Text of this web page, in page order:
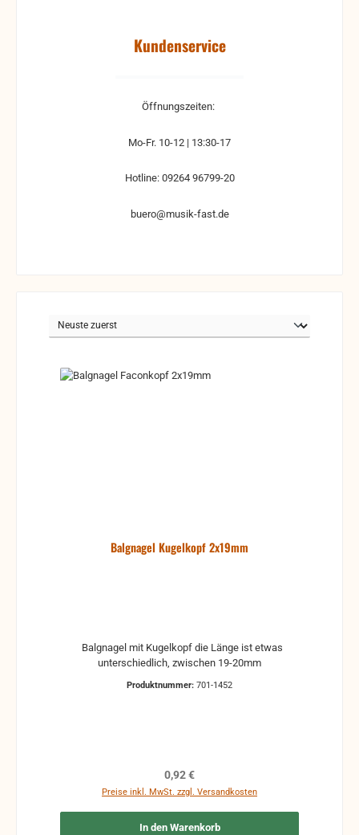
Kundenservice
Öffnungszeiten:
Mo-Fr. 10-12 | 13:30-17
Hotline: 09264 96799-20
buero@musik-fast.de
Balgnagel Kugelkopf 2x19mm
unterschiedlich, zwischen 19-20mm
Produktnummer: 701-1452
Regulärer Preis:
0,92 €
Preise inkl. MwSt. zzgl. Versandkosten
In den Warenkorb